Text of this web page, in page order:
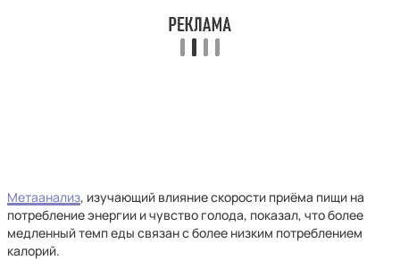
Метаанализ, изучающий влияние скорости приёма пищи на
потребление энергии и чувство голода, показал, что более
медленный темп еды связан с более низким потреблением
калорий.